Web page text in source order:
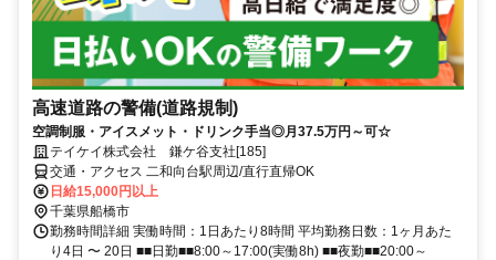
高速道路の警備(道路規制)
空調制服・アイスメット・ドリンク手当◎月37.5万円～可☆
テイケイ株式会社 鎌ケ谷支社[185]
交通・アクセス 二和向台駅周辺/直行直帰OK
日給15,000円以上
千葉県船橋市
勤務時間詳細 実働時間：1日あたり8時間 平均勤務日数：1ヶ月あた
り4日 〜 20日 ■■日勤■■8:00～17:00(実働8h) ■■夜勤■■20:00～